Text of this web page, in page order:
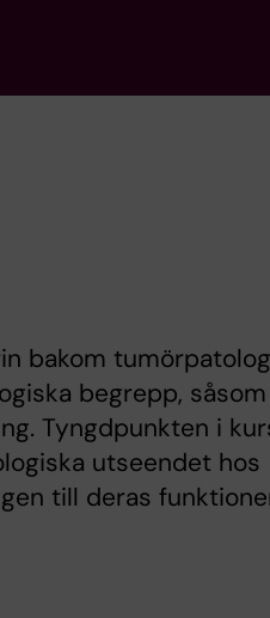
bakom
begrepp, såsom
Tyngdpunkten i
utseendet hos
till deras